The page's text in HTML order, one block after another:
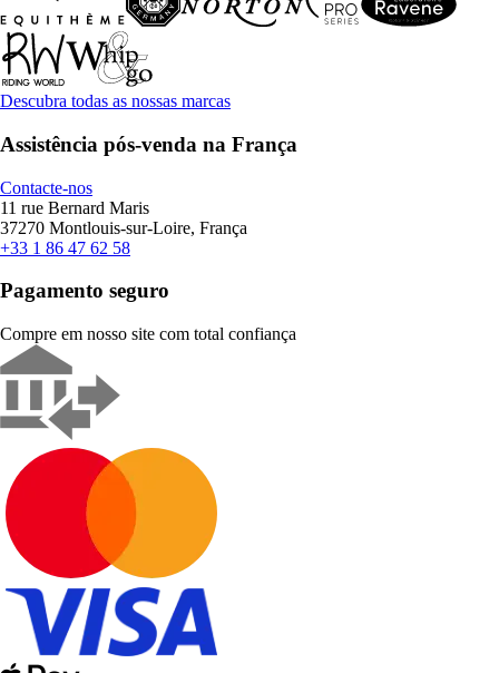
Descubra todas as nossas marcas
Assistência pós-venda na França
Contacte-nos
11 rue Bernard Maris
37270 Montlouis-sur-Loire, França
+33 1 86 47 62 58
Pagamento seguro
Compre em nosso site com total confiança